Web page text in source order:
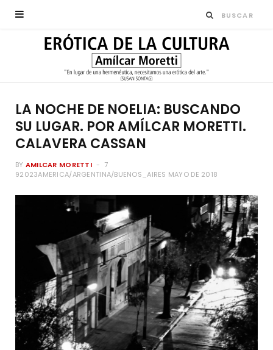
LA NOCHE DE NOELIA: BUSCANDO
SU LUGAR. POR AMÍLCAR MORETTI.
CALAVERA CASSAN
BY AMILCAR MORETTI
7
92023AMERICA/ARGENTINA/BUENOS_AIRES MAYO DE 2018